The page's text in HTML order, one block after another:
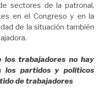
sectores de la patronal,
en el Congreso y en la
de la situación también
los trabajadores no hay
los partidos y políticos
de trabajadores